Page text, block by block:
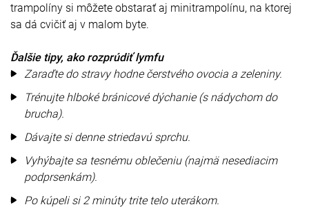
trampolíny si môžete obstarať aj minitrampolínu, na ktorej
sa dá cvičiť aj v malom byte.
Ďalšie tipy, ako rozprúdiť lymfu
Zaraďte do stravy hodne čerstvého ovocia a zeleniny.
Trénujte hlboké bránicové dýchanie (s nádychom do
brucha).
Dávajte si denne striedavú sprchu.
Vyhýbajte sa tesnému oblečeniu (najmä nesediacim
podprsenkám).
Po kúpeli si 2 minúty trite telo uterákom.